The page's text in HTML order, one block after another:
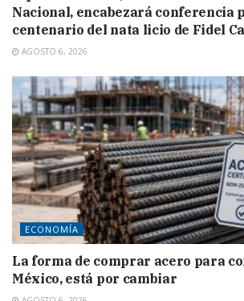
Nacional, encabezará conferencia
centenario del nata licio de Fidel
AGOSTO 6, 2026
ECONOMÍA
La forma de comprar acero para
México, está por cambiar